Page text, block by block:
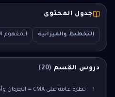
جدول المحتوى
التخطيط والميزانية المفهوم
دروس القسم (
20
)
1 نظرة عامة على CMA — الجزءان وأهمية الشهادة مهنياً